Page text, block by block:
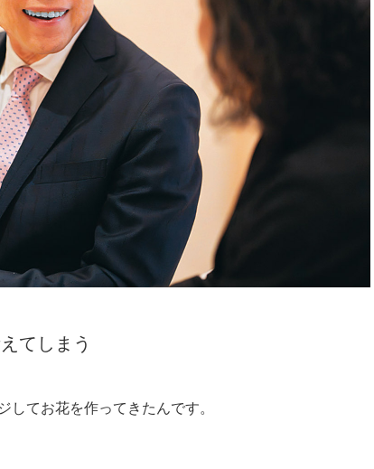
てしまう
てお花を作ってきたんです。